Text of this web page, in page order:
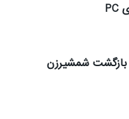
تیزر ریبوت سریال Zorro بازگشت شمشیرزن